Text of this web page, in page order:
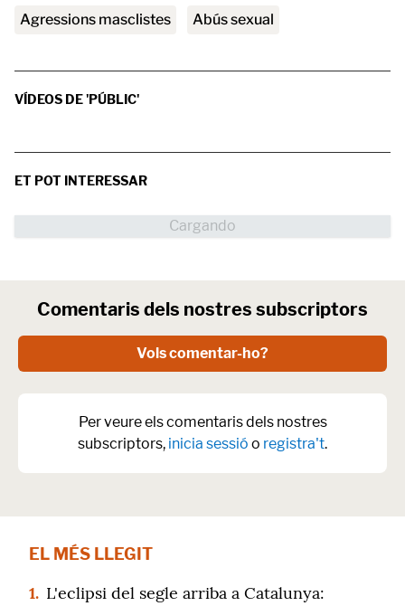
agressions masclistes abús sexual
VÍDEOS DE 'PÚBLIC'
ET POT INTERESSAR
Comentaris dels nostres subscriptors
Vols comentar-ho?
Per veure els comentaris dels nostres
subscriptors, inicia sessió o registra't.
EL MÉS LLEGIT
1. L'eclipsi del segle arriba a Catalunya: